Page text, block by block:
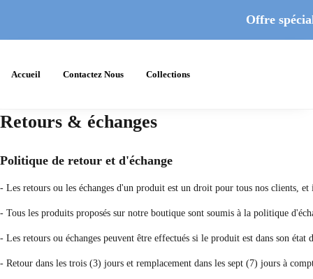
Offre
Accueil Contactez Nous Collections
Retours & échanges
Politique de retour et d'échange
- Les retours ou les échanges d'un produit est un droit pour tous nos clients,
- Tous les produits proposés sur notre boutique sont soumis à la politique
- Les retours ou échanges peuvent être effectués si le produit est dans son
- Retour dans les trois (3) jours et remplacement dans les sept (7) jours à